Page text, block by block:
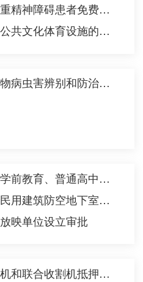
为严重精神障碍患者免费提供基本公共卫生服务
对在公共文化体育设施的建设、管理和保护工作中做出突出贡献的单位和个人给予奖励
农作物病虫害辨别和防治技术提供
实施学前教育、普通高中教育及中等职业教育的民办学校变更审批
新建民用建筑防空地下室同步建设审批
映单位设立审批
拖拉机和联合收割机抵押登记